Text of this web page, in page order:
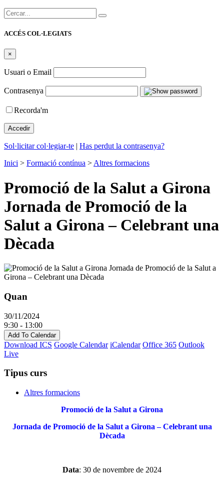
Cercar:
ACCÉS COL·LEGIATS
×
Usuari o Email
Contrasenya
Recorda'm
Sol·licitar col·legiar-te | Has perdut la contrasenya?
Inici > Formació contínua > Altres formacions
Promoció de la Salut a Girona
Jornada de Promoció de la
Salut a Girona – Celebrant una
Dècada
Quan
30/11/2024
9:30 - 13:00
Add To Calendar
Download ICS Google Calendar iCalendar Office 365 Outlook
Live
Tipus curs
Altres formacions
Promoció de la Salut a Girona
Jornada de Promoció de la Salut a Girona – Celebrant una
Dècada
Data: 30 de novembre de 2024